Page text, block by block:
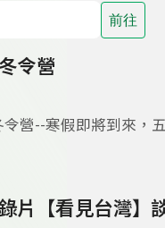
前往
令營
營--寒假即將到來，